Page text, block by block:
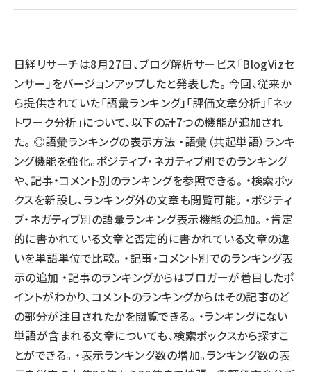
llmo (1163)
日経リサーチは8月27日、ブログ解析サービス「BlogVizセ
ンサー」をバージョンアップしたと発表した。 今回、従来か
ら提供されていた「語彙ランキング」「評価文章分析」「ネッ
トワーク分析」について、以下の計7つの機能が追加され
た。 ◎語彙ランキングの表示方法 ・語彙（共起単語）ランキ
ング機能を強化。ポジティブ・ネガティブ別でのランキング
や、記事・コメント別のランキングを参照できる。 ・検索ボッ
クスを新設し、ランキング外の文章も閲覧可能。 ・ポジティ
ブ・ネガティブ別の語彙ランキング表示機能の追加。 ・肯定
的に書かれている文章と否定的に書かれている文章の違
いを単語単位で比較。 ・記事・コメント別でのランキング表
示の追加 ・記事のランキングからはブロガーが着目したポ
イントがわかり、コメントのランキングからはその記事のど
の部分が注目されたかを閲覧できる。 ・ランキングにない
単語が含まれる文章についても、検索ボックスから探すこ
とができる。 ・表示ランキング数の増加。ランキング数の表